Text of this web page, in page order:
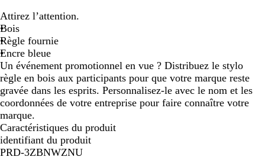
u
l
e
u
r
b
o
i
s
Attirez l’attention.
Bois
Règle fournie
Encre bleue
Un événement promotionnel en vue ? Distribuez le stylo
règle en bois aux participants pour que votre marque reste
gravée dans les esprits. Personnalisez-le avec le nom et les
coordonnées de votre entreprise pour faire connaître votre
marque.
Caractéristiques du produit
identifiant du produit
PRD-3ZBNWZNU